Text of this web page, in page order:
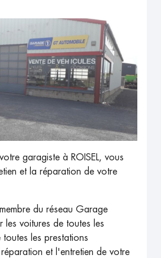
garagiste à ROISEL, vous
et la réparation de votre
du réseau Garage
les voitures de toutes les
les prestations
et l'entretien de votre